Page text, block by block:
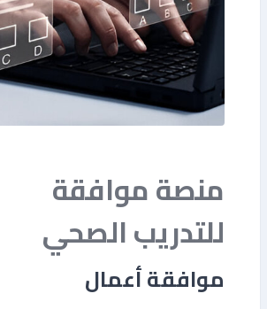
منصة موافقة
للتدريب الصحي
موافقة أعمال